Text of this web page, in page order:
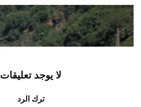
أميركا لإسرائيل: حزب الله لم يرتكب
خرقاً… لا تردوا
اخبار محلية أغسطس 7, 2026
لا يوجد تعليقات
ترك الرد